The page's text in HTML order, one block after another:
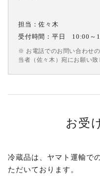
担当：佐々木
受付時間：平日 10:00～
※ お電話でのお問い合わせ
当者（佐々木）宛にお願い致
お受
冷蔵品は、ヤマト運輸で
ただいております。